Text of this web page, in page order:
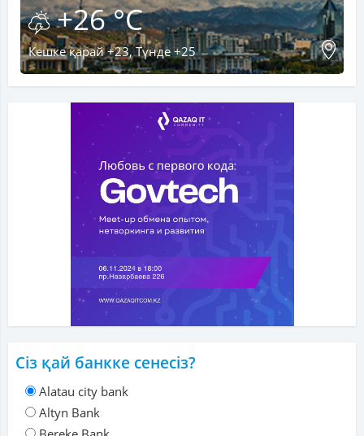
+26 °C
Кешке қарай +23, Түнде +25
Сіз қай банкке сенесіз?
Alatau city bank
Altyn Bank